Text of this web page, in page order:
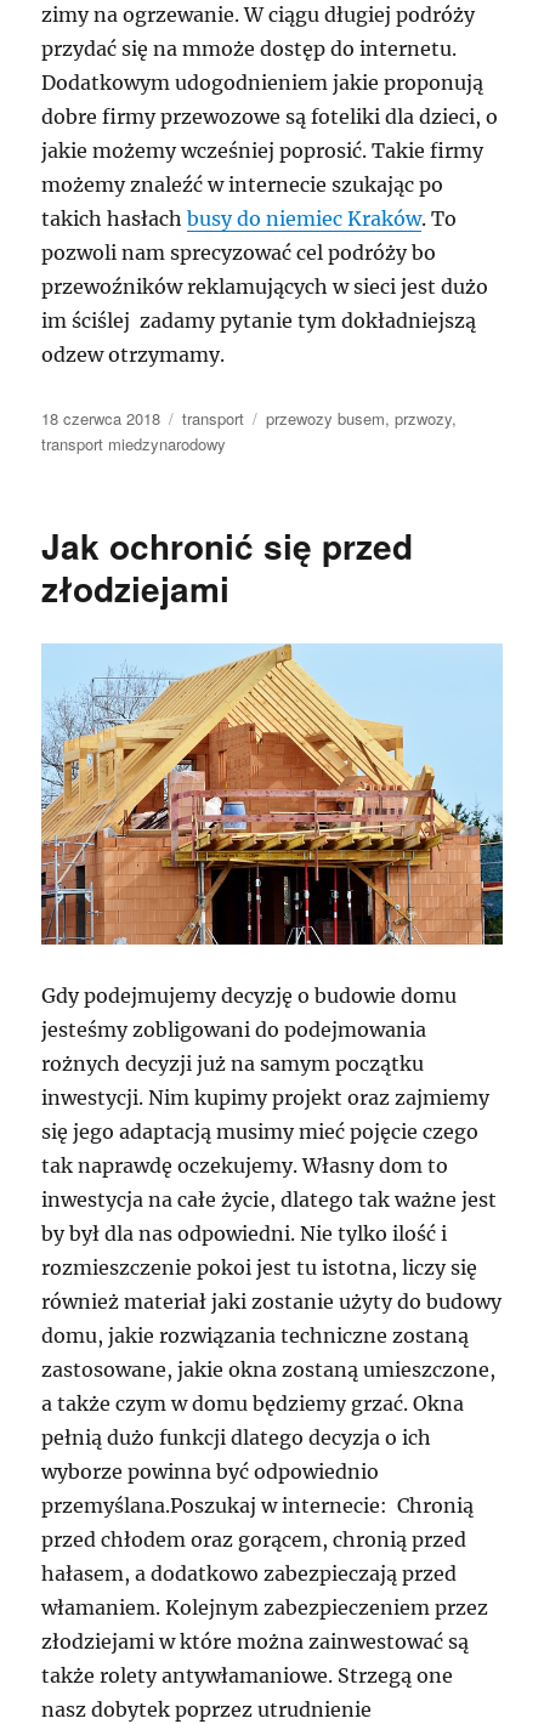
zimy na ogrzewanie. W ciągu długiej podróży
przydać się na mmoże dostęp do internetu.
Dodatkowym udogodnieniem jakie proponują
dobre firmy przewozowe są foteliki dla dzieci, o
jakie możemy wcześniej poprosić. Takie firmy
możemy znaleźć w internecie szukając po
takich hasłachbusy do niemiec Kraków. To
pozwoli nam sprecyzować cel podróży bo
przewoźników reklamujących w sieci jest dużo
im ściślej zadamy pytanie tym dokładniejszą
odzew otrzymamy.
Data
publikacji
18 czerwca 2018 Kategorie
transport Tagi
przewozy busem,przwozy,
transport miedzynarodowy
Jak ochronić się przed
złodziejami
Gdy podejmujemy decyzję o budowie domu
jesteśmy zobligowani do podejmowania
rożnych decyzji już na samym początku
inwestycji. Nim kupimy projekt oraz zajmiemy
się jego adaptacją musimy mieć pojęcie czego
tak naprawdę oczekujemy. Własny dom to
inwestycja na całe życie, dlatego tak ważne jest
by był dla nas odpowiedni. Nie tylko ilość i
rozmieszczenie pokoi jest tu istotna, liczy się
również materiał jaki zostanie użyty do budowy
domu, jakie rozwiązania techniczne zostaną
zastosowane, jakie okna zostaną umieszczone,
a także czym w domu będziemy grzać. Okna
pełnią dużo funkcji dlatego decyzja o ich
wyborze powinna być odpowiednio
przemyślana.Poszukaj w internecie: Chronią
przed chłodem oraz gorącem, chronią przed
hałasem, a dodatkowo zabezpieczają przed
włamaniem. Kolejnym zabezpieczeniem przez
złodziejami w które można zainwestować są
także rolety antywłamaniowe. Strzegą one
nasz dobytek poprzez utrudnienie